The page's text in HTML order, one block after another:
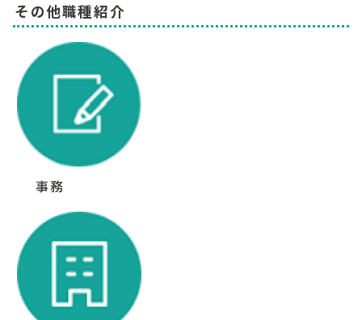
その他職種紹介
事務